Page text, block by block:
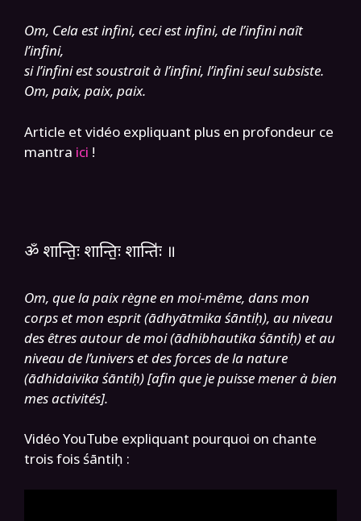
Om, Cela est infini, ceci est infini, de l’infini naît
l’infini,
si l’infini est soustrait à l’infini, l’infini seul subsiste.
Om, paix, paix, paix.
Article et vidéo expliquant plus en profondeur ce
mantra ici !
ॐ शान्तिः॒ शान्तिः॒ शान्तिः॑ ॥
Om, que la paix règneen moi-même, dans mon
corps et mon esprit (ādhyātmika śāntiḥ), au niveau
des êtres autour de moi(ādhibhautika śāntiḥ) et au
niveau de l’univers et des forces de la nature
(ādhidaivika śāntiḥ) [afin que je puisse mener à bien
mes activités].
Vidéo YouTube expliquant pourquoi on chante
trois fois śāntiḥ :